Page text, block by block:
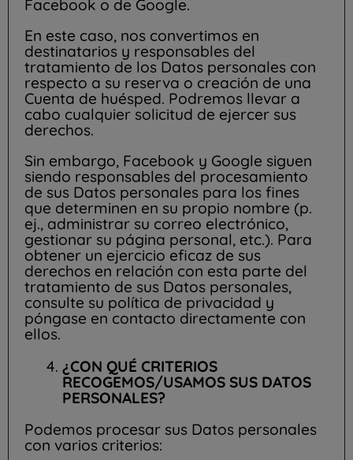
Facebook o de Google.
En este caso, nos convertimos en
destinatarios y responsables del
tratamiento de los Datos personales con
respecto a su reserva o creación de una
Cuenta de huésped. Podremos llevar a
cabo cualquier solicitud de ejercer sus
derechos.
Sin embargo, Facebook y Google siguen
siendo responsables del procesamiento
de sus Datos personales para los fines
que determinen en su propio nombre (p.
ej., administrar su correo electrónico,
gestionar su página personal, etc.). Para
obtener un ejercicio eficaz de sus
derechos en relación con esta parte del
tratamiento de sus Datos personales,
consulte su política de privacidad y
póngase en contacto directamente con
ellos.
¿CON QUÉ CRITERIOS
RECOGEMOS/USAMOS SUS DATOS
PERSONALES?
Podemos procesar sus Datos personales
con varios criterios: